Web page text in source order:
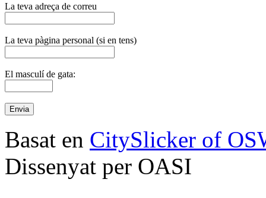
La teva adreça de correu
La teva pàgina personal (si en tens)
El masculí de gata:
Basat en CitySlicker of
Dissenyat per OASI